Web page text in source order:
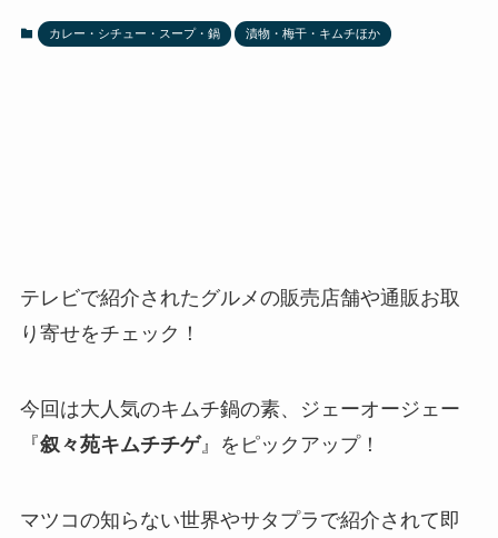
カレー・シチュー・スープ・鍋 漬物・梅干・キムチほか
テレビで紹介されたグルメの販売店舗や通販お取
り寄せをチェック！
今回は大人気のキムチ鍋の素、ジェーオージェー
『叙々苑キムチチゲ』をピックアップ！
マツコの知らない世界やサタプラで紹介されて即